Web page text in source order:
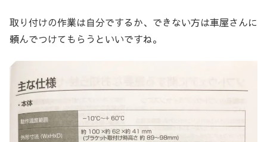
取り付けの作業は自分でするか、できない方は車屋さんに
頼んでつけてもらうといいですね。